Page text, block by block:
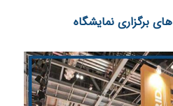
برگزاری نمایشگاه